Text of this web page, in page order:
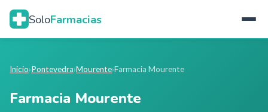
SoloFarmacias
Inicio›Pontevedra›Mourente›Farmacia Mourente
Farmacia Mourente